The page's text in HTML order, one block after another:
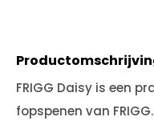
FRIGG Daisy is een
fopspenen van FRIGG.